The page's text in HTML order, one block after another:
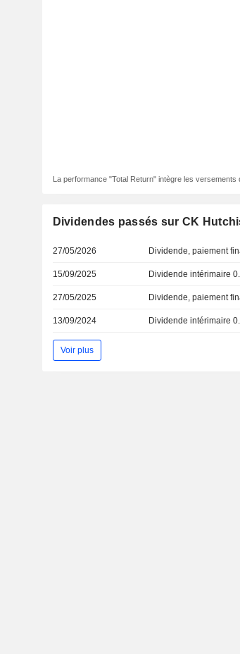
La performance "Total Return" intègre les
Dividendes passés sur CK
27/05/2026 Dividende, paiement
15/09/2025 Dividende intérimaire
27/05/2025 Dividende, paiement
13/09/2024 Dividende intérimaire
Voir plus